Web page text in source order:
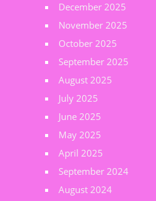
December 2025
November 2025
October 2025
September 2025
August 2025
July 2025
June 2025
May 2025
April 2025
September 2024
August 2024